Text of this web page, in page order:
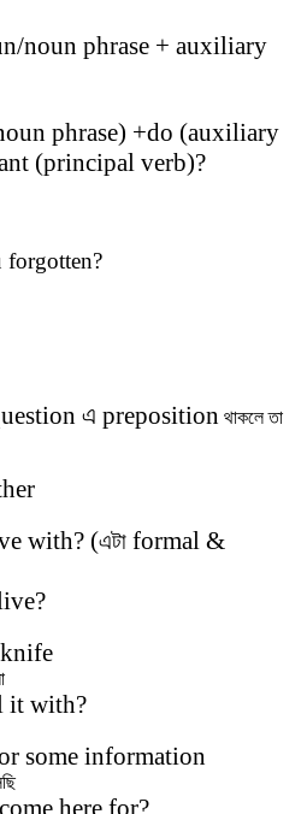
noun phrase + auxiliary
phrase) +do (auxiliary
(principal verb)?
forgotten?
এ preposition থাকলে তা
with? (এটা formal &
it with?
some information
here for?